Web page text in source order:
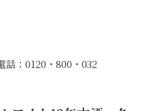
：0120・800・032